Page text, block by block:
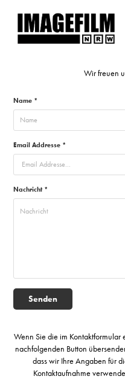
Wir freuen
Name *
Email Addresse *
Nachricht *
Senden
Wenn Sie die im
nachfolgenden Button
dass wir Ihre Angaben für
Kontaktaufnahme